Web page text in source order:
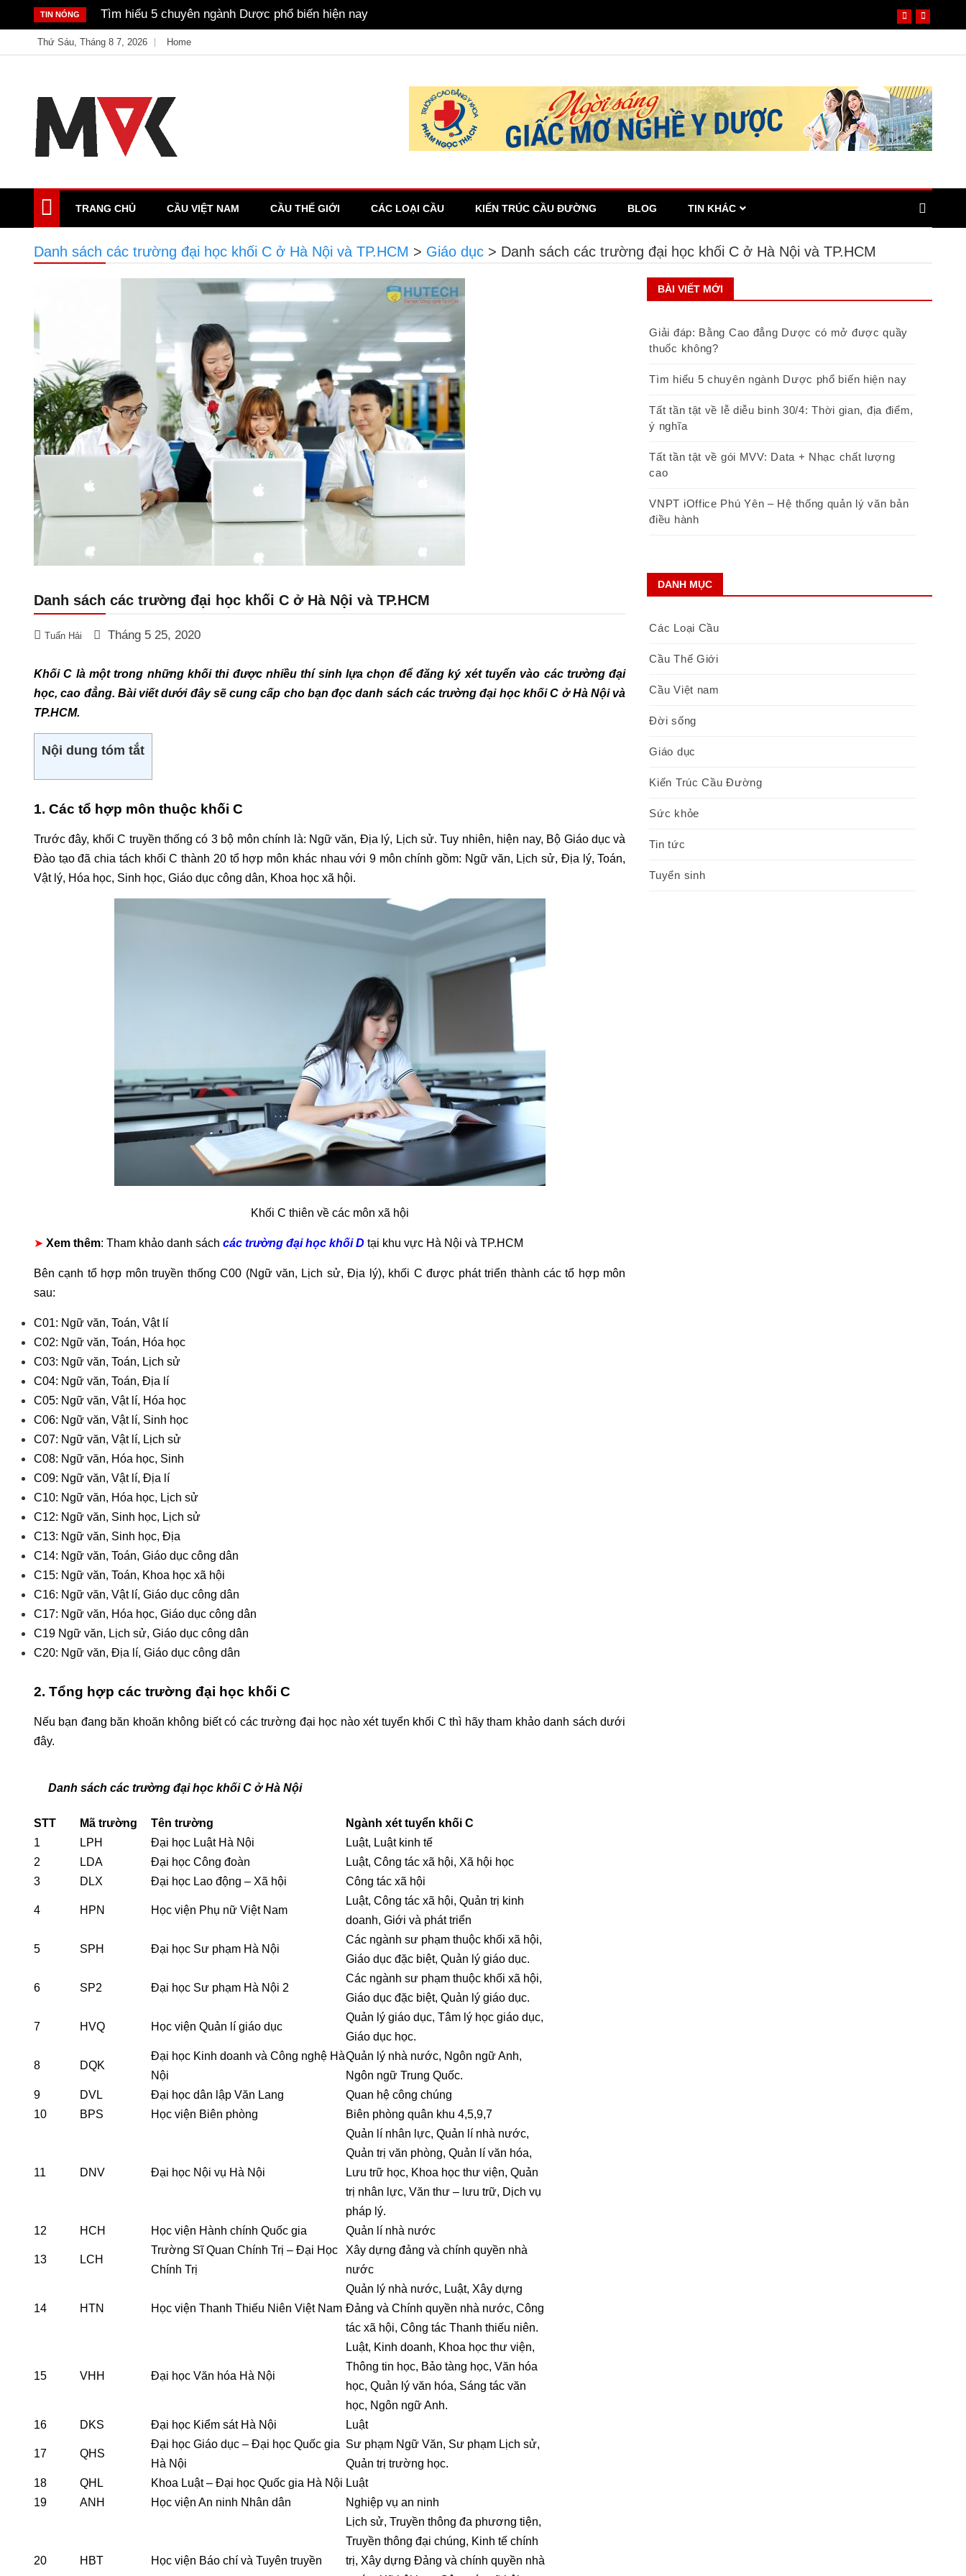
to
content
TIN NÓNG Không giỏi tiếng Anh có nên học Ngôn ngữ Anh hay không?
Thứ Sáu, Tháng 8 7, 2026 Home
TRANG CHỦ CẦU VIỆT NAM CẦU THẾ GIỚI CÁC LOẠI CẦU KIẾN TRÚC CẦU ĐƯỜNG BLOG TIN KHÁC
Danh sách các trường đại học khối C ở Hà Nội và TP.HCM > Giáo dục > Danh sách các trường đại học khối C ở Hà Nội và TP.HCM
Danh sách các trường đại học khối C ở Hà Nội và TP.HCM
Tuấn Hải Tháng 5 25, 2020
Khối C là một trong những khối thi được nhiều thí sinh lựa chọn để đăng ký xét tuyển vào các trường đại
học, cao đẳng. Bài viết dưới đây sẽ cung cấp cho bạn đọc danh sách các trường đại học khối C ở Hà Nội và
TP.HCM.
Nội dung tóm tắt
1. Các tổ hợp môn thuộc khối C
Trước đây, khối C truyền thống có 3 bộ môn chính là: Ngữ văn, Địa lý, Lịch sử. Tuy nhiên, hiện nay, Bộ Giáo dục và
Đào tạo đã chia tách khối C thành 20 tổ hợp môn khác nhau với 9 môn chính gồm: Ngữ văn, Lịch sử, Địa lý, Toán,
Vật lý, Hóa học, Sinh học, Giáo dục công dân, Khoa học xã hội.
Khối C thiên về các môn xã hội
➤ Xem thêm: Tham khảo danh sách các trường đại học khối D tại khu vực Hà Nội và TP.HCM
Bên cạnh tổ hợp môn truyền thống C00 (Ngữ văn, Lịch sử, Địa lý), khối C được phát triển thành các tổ hợp môn
sau:
C01: Ngữ văn, Toán, Vật lí
C02: Ngữ văn, Toán, Hóa học
C03: Ngữ văn, Toán, Lịch sử
C04: Ngữ văn, Toán, Địa lí
C05: Ngữ văn, Vật lí, Hóa học
C06: Ngữ văn, Vật lí, Sinh học
C07: Ngữ văn, Vật lí, Lịch sử
C08: Ngữ văn, Hóa học, Sinh
C09: Ngữ văn, Vật lí, Địa lí
C10: Ngữ văn, Hóa học, Lịch sử
C12: Ngữ văn, Sinh học, Lịch sử
C13: Ngữ văn, Sinh học, Địa
C14: Ngữ văn, Toán, Giáo dục công dân
C15: Ngữ văn, Toán, Khoa học xã hội
C16: Ngữ văn, Vật lí, Giáo dục công dân
C17: Ngữ văn, Hóa học, Giáo dục công dân
C19 Ngữ văn, Lịch sử, Giáo dục công dân
C20: Ngữ văn, Địa lí, Giáo dục công dân
2. Tổng hợp các trường đại học khối C
Nếu bạn đang băn khoăn không biết có các trường đại học nào xét tuyển khối C thì hãy tham khảo danh sách dưới
đây.
Danh sách các trường đại học khối C ở Hà Nội
STT Mã trường Tên trường
Ngành xét tuyển khối C
1
LPH Đại học Luật Hà Nội
Luật, Luật kinh tế
2
LDA Đại học Công đoàn
Luật, Công tác xã hội, Xã hội học
3
DLX Đại học Lao động – Xã hội Công tác xã hội
4 HPN Học viện Phụ nữ Việt Nam
Luật, Công tác xã hội, Quản trị kinh
doanh, Giới và phát triển
5 SPH Đại học Sư phạm Hà Nội
Các ngành sư phạm thuộc khối xã hội,
Giáo dục đặc biệt, Quản lý giáo dục.
6 SP2 Đại học Sư phạm Hà Nội 2
Các ngành sư phạm thuộc khối xã hội,
Giáo dục đặc biệt, Quản lý giáo dục.
7 HVQ Học viện Quản lí giáo dục
Quản lý giáo dục, Tâm lý học giáo dục,
Giáo dục học.
8 DQK
Đại học Kinh doanh và Công nghệ Hà
Nội
Quản lý nhà nước, Ngôn ngữ Anh,
Ngôn ngữ Trung Quốc.
9
DVL Đại học dân lập Văn Lang
Quan hệ công chúng
10
BPS Học viện Biên phòng Biên phòng quân khu 4,5,9,7
11 DNV Đại học Nội vụ Hà Nội
Quản lí nhân lực, Quản lí nhà nước,
Quản trị văn phòng, Quản lí văn hóa,
Lưu trữ học, Khoa học thư viện, Quản
trị nhân lực, Văn thư – lưu trữ, Dịch vụ
pháp lý.
12
HCH Học viện Hành chính Quốc gia Quản lí nhà nước
13 LCH
Trường Sĩ Quan Chính Trị – Đại Học
Chính Trị
Xây dựng đảng và chính quyền nhà
nước
14 HTN Học viện Thanh Thiếu Niên Việt Nam
Quản lý nhà nước, Luật, Xây dựng
Đảng và Chính quyền nhà nước, Công
tác xã hội, Công tác Thanh thiếu niên.
15 VHH Đại học Văn hóa Hà Nội
Luật, Kinh doanh, Khoa học thư viện,
Thông tin học, Bảo tàng học, Văn hóa
học, Quản lý văn hóa, Sáng tác văn
học, Ngôn ngữ Anh.
16
DKS Đại học Kiểm sát Hà Nội Luật
17 QHS
Đại học Giáo dục – Đại học Quốc gia
Hà Nội
Sư phạm Ngữ Văn, Sư phạm Lịch sử,
Quản trị trường học.
18
QHL Khoa Luật – Đại học Quốc gia Hà Nội Luật
19
ANH Học viện An ninh Nhân dân Nghiệp vụ an ninh
20 HBT Học viện Báo chí và Tuyên truyền
Lịch sử, Truyền thông đa phương tiện,
Truyền thông đại chúng, Kinh tế chính
trị, Xây dựng Đảng và chính quyền nhà
BÀI VIẾT MỚI
Giải đáp: Bằng Cao đẳng Dược có mở được quầy
thuốc không?
Tìm hiểu 5 chuyên ngành Dược phổ biến hiện nay
Tất tần tật về lễ diễu binh 30/4: Thời gian, địa điểm,
ý nghĩa
Tất tần tật về gói MVV: Data + Nhạc chất lượng
cao
VNPT iOffice Phú Yên – Hệ thống quản lý văn bản
điều hành
DANH MỤC
Các Loại Cầu
Cầu Thế Giới
Cầu Việt nam
Đời sống
Giáo dục
Kiến Trúc Cầu Đường
Sức khỏe
Tin tức
Tuyển sinh